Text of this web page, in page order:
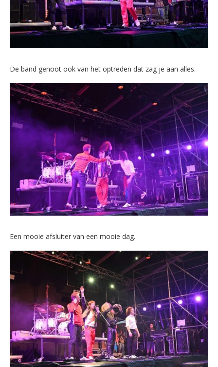
De band genoot ook van het optreden dat zag je aan alles.
Een mooie afsluiter van een mooie dag.